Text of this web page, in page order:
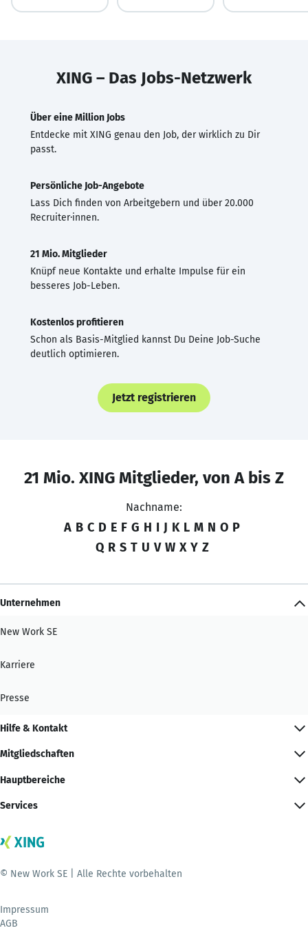
XING – Das Jobs-Netzwerk
Über eine Million Jobs
Entdecke mit XING genau den Job, der wirklich zu Dir
passt.
Persönliche Job-Angebote
Lass Dich finden von Arbeitgebern und über 20.000
Recruiter·innen.
21 Mio. Mitglieder
Knüpf neue Kontakte und erhalte Impulse für ein
besseres Job-Leben.
Kostenlos profitieren
Schon als Basis-Mitglied kannst Du Deine Job-Suche
deutlich optimieren.
Jetzt registrieren
21 Mio. XING Mitglieder, von A bis Z
Nachname:
A B C D E F G H I J K L M N O P
Q R S T U V W X Y Z
Unternehmen
New Work SE
Karriere
Presse
Hilfe & Kontakt
Mitgliedschaften
Hauptbereiche
Services
© New Work SE | Alle Rechte vorbehalten
Impressum
AGB